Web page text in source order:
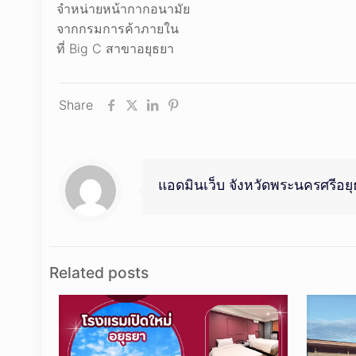
จำหน่ายหน้ากากอนามัย
จากกรมการค้าภายใน
ที่ Big C สาขาอยุธยา
Share
แอดมินเว็บ จังหวัดพระนครศรีอยุ
Related posts